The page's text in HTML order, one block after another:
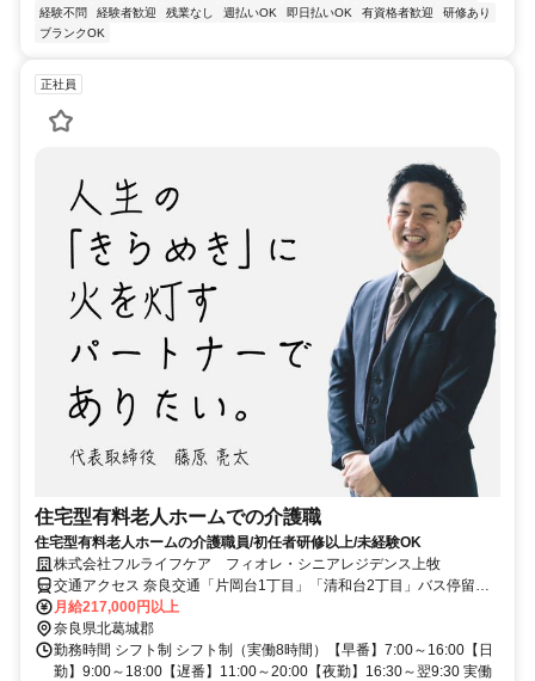
経験不問 経験者歓迎 残業なし 週払いOK 即日払いOK 有資格者歓迎
研修あり
ブランクOK
正社員
住宅型有料老人ホームでの介護職
住宅型有料老人ホームの介護職員/初任者研修以上/未経験OK
株式会社フルライフケア フィオレ・シニアレジデンス上牧
交通アクセス 奈良交通「片岡台1丁目」「清和台2丁目」バス停留所
下車徒歩1分
月給217,000円以上
奈良県北葛城郡
勤務時間 シフト制 シフト制（実働8時間）【早番】7:00～16:00【日
勤】9:00～18:00【遅番】11:00～20:00【夜勤】16:30～翌9:30 実働